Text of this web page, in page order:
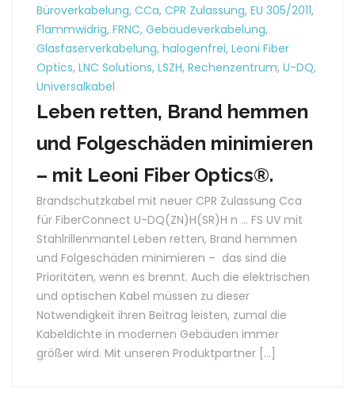
Büroverkabelung, CCa, CPR Zulassung, EU 305/2011,
Flammwidrig, FRNC, Gebäudeverkabelung,
Glasfaserverkabelung, halogenfrei, Leoni Fiber
Optics, LNC Solutions, LSZH, Rechenzentrum, U-DQ,
Universalkabel
Leben retten, Brand hemmen
und Folgeschäden minimieren
– mit Leoni Fiber Optics®.
Brandschutzkabel mit neuer CPR Zulassung Cca
für FiberConnect U-DQ(ZN)H(SR)H n … FS UV mit
Stahlrillenmantel Leben retten, Brand hemmen
und Folgeschäden minimieren – das sind die
Prioritäten, wenn es brennt. Auch die elektrischen
und optischen Kabel müssen zu dieser
Notwendigkeit ihren Beitrag leisten, zumal die
Kabeldichte in modernen Gebäuden immer
größer wird. Mit unseren Produktpartner […]